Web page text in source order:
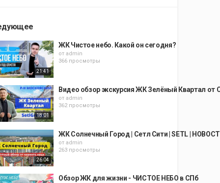
21:41
ЖК Чистое небо. Какой он сегодня?
от admin
366 просмотры
18:01
Видео обзор экскурсия ЖК Зелёный Квартал
от admin
362 просмотры
26:04
ЖК Солнечный Город | Сетл Сити | SETL |
от admin
263 просмотры
Обзор ЖК для жизни - ЧИСТОЕ НЕБО в СПб